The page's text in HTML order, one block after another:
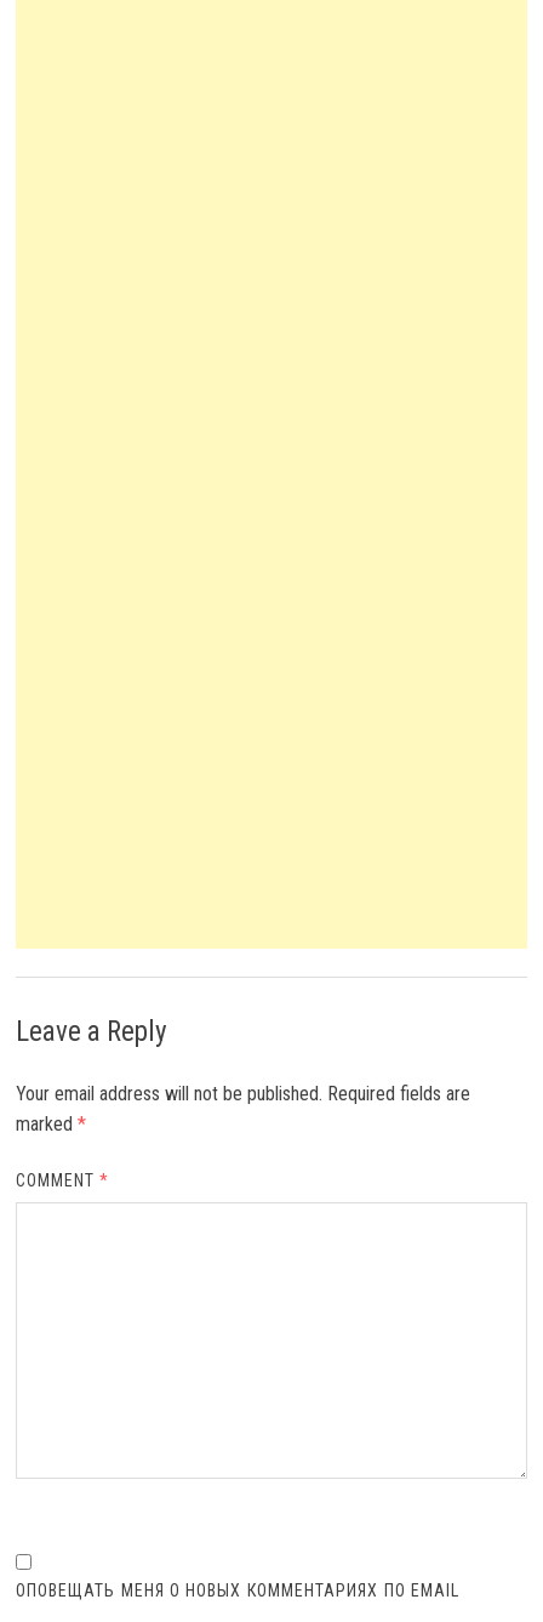
Leave a Reply
Your email address will not be published. Required fields are
marked *
COMMENT*
ОПОВЕЩАТЬ МЕНЯ О НОВЫХ КОММЕНТАРИЯХ ПО EMAIL